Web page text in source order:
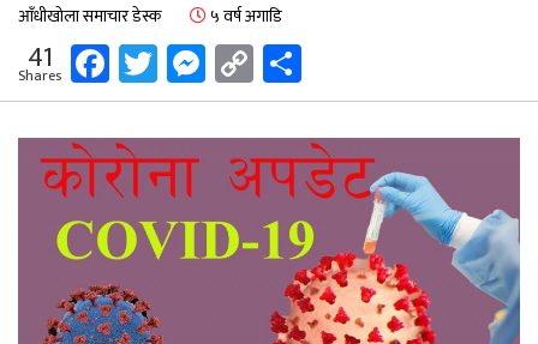
आँधीखोला समाचार डेस्क ५ वर्ष अगाडि
41
Shares Facebook
Twitter
Messenger
Copy
Link